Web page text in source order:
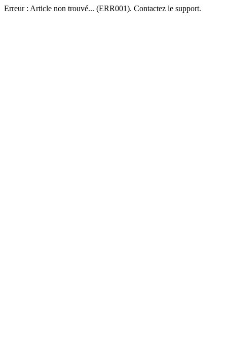
Erreur : Article non trouvé... (ERR001). Contactez le support.